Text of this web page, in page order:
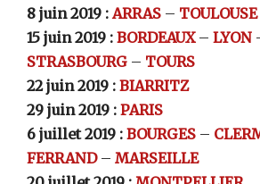
8 juin 2019 : ARRAS – TOULOUSE
15 juin 2019 : BORDEAUX– LYON
STRASBOURG – TOURS
22 juin 2019 : BIARRITZ
29 juin 2019 : PARIS
6 juillet 2019 : BOURGES –
FERRAND– MARSEILLE